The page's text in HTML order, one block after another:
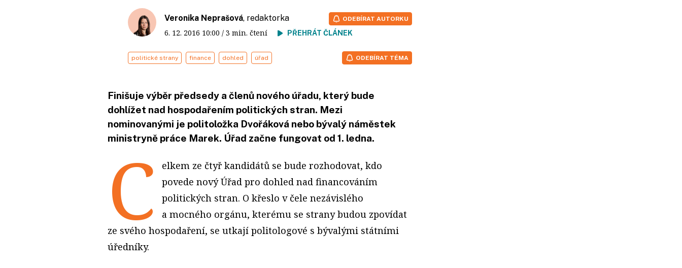
Veronika Neprašová, redaktorka
6. 12. 2016 10:00 / 3 min. čtení PŘEHRÁT ČLÁNEK
ODEBÍRAT AUTORKU
politické strany finance dohled úřad ODEBÍRAT TÉMA
Finišuje výběr předsedy a členů nového úřadu, který bude
dohlížet nad hospodařením politických stran. Mezi
nominovanými je politoložka Dvořáková nebo bývalý náměstek
ministryně práce Marek. Úřad začne fungovat od 1. ledna.
C
elkem ze čtyř kandidátů se bude rozhodovat, kdo
povede nový Úřad pro dohled nad financováním
politických stran. O křeslo v čele nezávislého
a mocného orgánu, kterému se strany budou zpovídat
ze svého hospodaření, se utkají politologové s bývalými státními
úředníky.